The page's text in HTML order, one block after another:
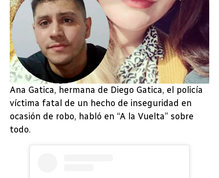
Ana Gatica, hermana de Diego Gatica, el policía
víctima fatal de un hecho de inseguridad en
ocasión de robo, habló en “A la Vuelta” sobre
todo.